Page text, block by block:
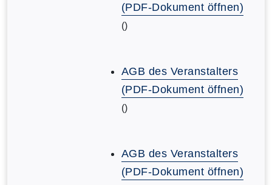
(PDF-Dokument öffnen)
()
AGB des Veranstalters
(PDF-Dokument öffnen)
()
AGB des Veranstalters
(PDF-Dokument öffnen)